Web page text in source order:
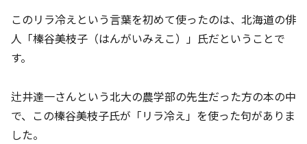
このリラ冷えという言葉を初めて使ったのは、北海道の俳
人「榛谷美枝子（はんがいみえこ）」氏だということで
す。
辻井達一さんという北大の農学部の先生だった方の本の中
で、この榛谷美枝子氏が「リラ冷え」を使った句がありま
した。